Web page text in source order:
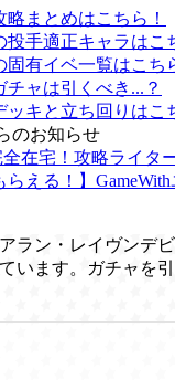
略まとめはこちら！
投手適正キャラはこ
固有イベ一覧はこち
チャは引くべき...？
ッキと立ち回りはこ
のお知らせ
在宅！攻略ライタ
らえる！】
ラン・レイヴンデ
います。ガチャを